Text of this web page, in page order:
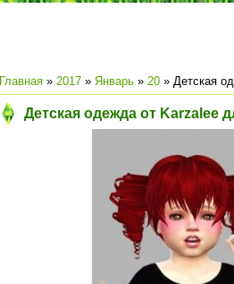
Главная » 2017 » Январь » 20 » Детская
Детская одежда от Karzalee